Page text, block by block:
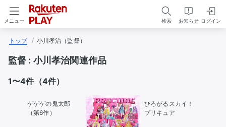
メニュー 検索 お知らせ ログイン
トップ 小川孝治（監督）
監督 : 小川孝治関連作品
1〜4件（4件）
ゲゲゲの鬼太郎
（第6作）
ひろがるスカイ！
プリキュア